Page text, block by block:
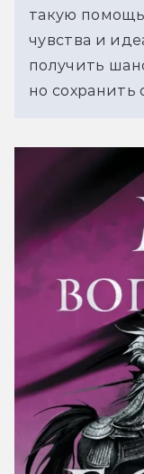
такую помощь
чувства и
получить
но сохранить